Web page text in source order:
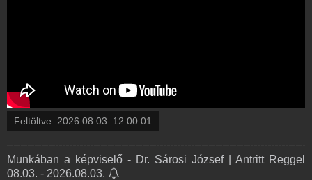
Feltöltve: 2026.08.03. 12:00:01
Munkában a képviselő - Dr. Sárosi József | Antritt Reggel
08.03. - 2026.08.03.